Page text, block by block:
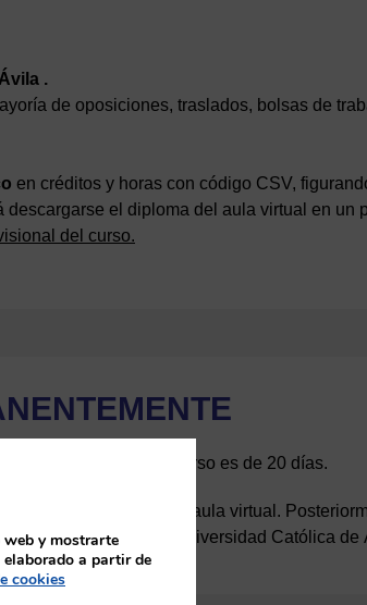
.
de oposiciones, traslados, bolsas de
en créditos y horas con código CSV,
el diploma del aula virtual en un
del curso.
para finalizar el curso es de 20 días.
descargar desde el aula virtual.
titulo propio por la Universidad Católica de
y mostrarte
a partir de
cookies